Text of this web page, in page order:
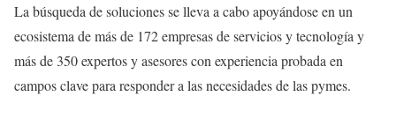
La búsqueda de soluciones se lleva a cabo apoyándose en un
ecosistema de más de 172 empresas de servicios y tecnología y
más de 350 expertos y asesores con experiencia probada en
campos clave para responder a las necesidades de las pymes.